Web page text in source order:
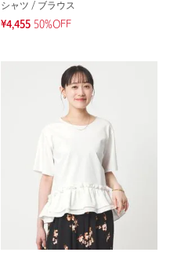
シャツ / ブラウス
¥4,455 50%OFF